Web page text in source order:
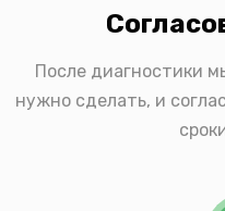
После диагностики
нужно сделать, и